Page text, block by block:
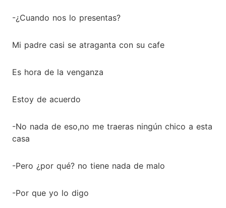
-¿Cuando nos lo presentas?
Mi padre casi se atraganta con su cafe
Es hora de la venganza
Estoy de acuerdo
-No nada de eso,no me traeras ningún chico a esta
casa
-Pero ¿por qué? no tiene nada de malo
-Por que yo lo digo